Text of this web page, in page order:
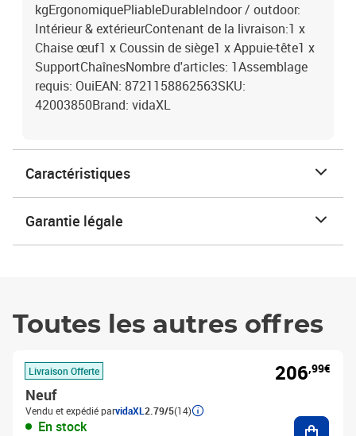
kgErgonomiquePliableDurableIndoor / outdoor:
Intérieur & extérieurContenant de la livraison:1 x
Chaise œuf1 x Coussin de siège1 x Appuie-tête1 x
SupportChaînesNombre d'articles: 1Assemblage
requis: OuiEAN: 8721158862563SKU:
42003850Brand: vidaXL
Caractéristiques
Garantie légale
Toutes les autres offres
Livraison Offerte
Neuf
Vendu et expédié parvidaXL 2.79/5(14)
En stock
206,99€